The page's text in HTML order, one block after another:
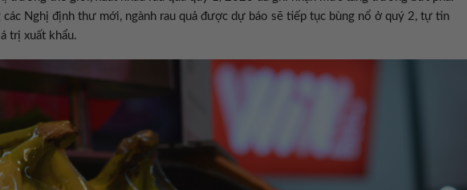
các Nghị định thư mới, ngành rau quả được dự báo sẽ tiếp tục bùng nổ ở quý 2, tự tin
trị xuất khẩu.